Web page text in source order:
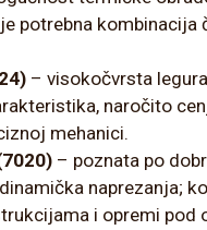
potrebna kombinacija
– visokočvrsta
naročito
mehanici.
– poznata po
naprezanja;
i opremi pod